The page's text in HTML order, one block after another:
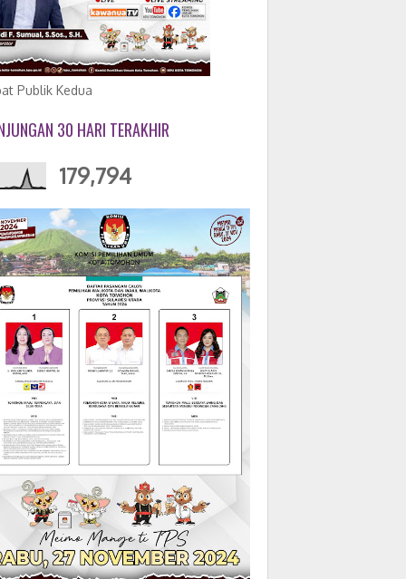
Publik Kedua
30 HARI TERAKHIR
179,794